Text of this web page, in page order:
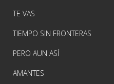
TE VAS
TIEMPO SIN FRONTERAS
PERO AUN ASÍ
AMANTES